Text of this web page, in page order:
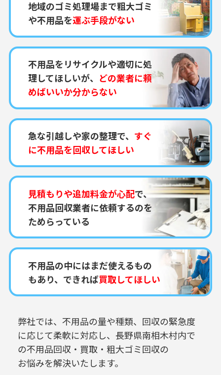
地域のゴミ処理場まで粗大ゴミ
や不用品を運ぶ手段がない
不用品をリサイクルや適切に処
理してほしいが、 どの業者に頼
めばいいか分からない
急な引越しや家の整理で、 すぐ
に不用品を回収してほしい
見積もりや追加料金が心配で、
不用品回収業者に依頼するのを
ためらっている
不用品の中にはまだ使えるもの
もあり、できれば買取してほしい
弊社では、不用品の量や種類、回収の緊急度
に応じて柔軟に対応し、 長野県南相木村内で
の不用品回収・買取・粗大ゴミ回収の
お悩みを解決いたします。